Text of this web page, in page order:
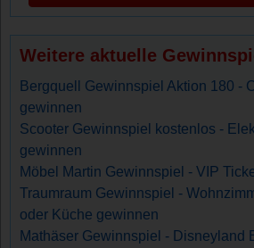
Weitere aktuelle
Bergquell Gewinnspiel Aktion 180 -
gewinnen
Scooter Gewinnspiel kostenlos -
gewinnen
Möbel Martin Gewinnspiel - VIP
Traumraum Gewinnspiel -
oder Küche gewinnen
Mathäser Gewinnspiel - Disneyland